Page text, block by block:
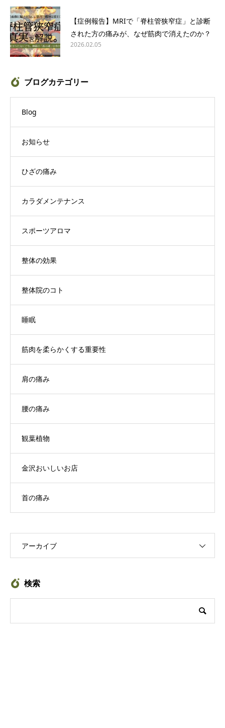
【症例報告】MRIで「脊柱管狭窄症」と診断
された方の痛みが、なぜ筋肉で消えたのか？
2026.02.05
ブログカテゴリー
Blog
お知らせ
ひざの痛み
カラダメンテナンス
スポーツアロマ
整体の効果
整体院のコト
睡眠
筋肉を柔らかくする重要性
肩の痛み
腰の痛み
観葉植物
金沢おいしいお店
首の痛み
アーカイブ
検索